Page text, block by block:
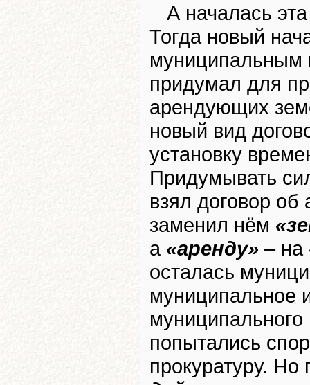
А началась
Тогда новый
муниципальным
придумал для
арендующих
новый вид
установку
Придумывать
взял договор об
заменил нём
а «аренду» – на
осталась
муниципальное
попытались
прокуратуру. Но